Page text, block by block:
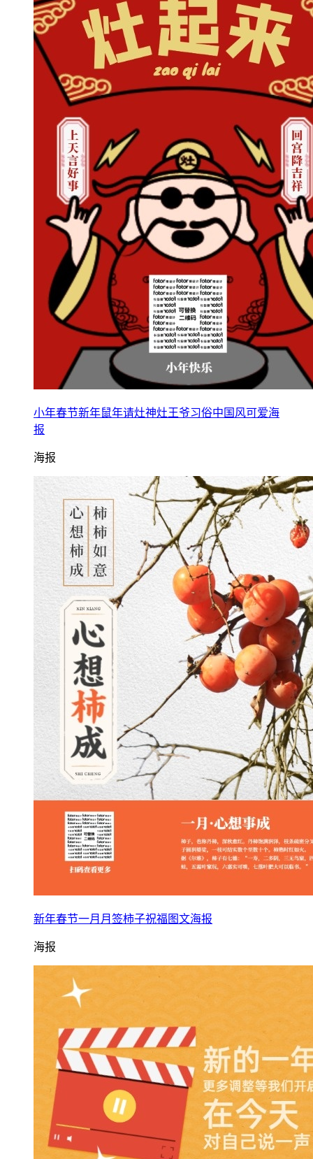
小年春节新年鼠年请灶神灶王爷习俗中国风可爱海
报
海报
新年春节一月月签柿子祝福图文海报
海报